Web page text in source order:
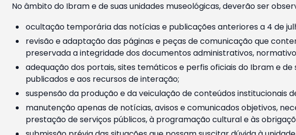
No âmbito do Ibram e de suas unidades museológicas, deverão ser
ocultação temporária das notícias e publicações anteriores a 4 de
revisão e adaptação das páginas e peças de comunicação que
preservada a integridade dos documentos administrativos,
adequação dos portais, sites temáticos e perfis oficiais do Ibram e
publicados e aos recursos de interação;
suspensão da produção e da veiculação de conteúdos institucionais
manutenção apenas de notícias, avisos e comunicados objetivos,
prestação de serviços públicos, à programação cultural e às